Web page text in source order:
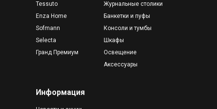
Шкафы
Освещение
Журнальные столики
Банкетки и пуфы
Аксессуары
Консоли и тумбы
Информация
Tessuto
Sofmann
Selecta
Enza Home
Гранд Премиум